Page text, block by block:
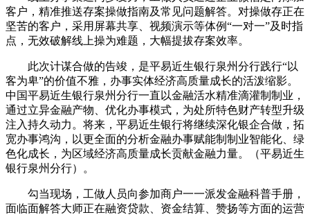
客户，精准推送存案操做指南及常见问题解答。对操做存正在
坚苦的客户，采用屏幕共享、视频演示等体例“一对一”及时指
点，无效破解线上操为难题，大幅提拔存案效率。
此次计谋合做的告竣，是平易近生银行泉州分行践行“以
客为卑”的价值不雅，办事实体经济高质量成长的活泼缩影。
中国平易近生银行泉州分行一直以金融活水精准滴灌制制业，
通过立异金融产物、优化办事模式，为处所特色财产转型升级
注入持久动力。将来，平易近生银行将继续深化银企合做，拓
宽办事鸿沟，以更全面的分析金融办事赋能制制业智能化、绿
色化成长，为区域经济高质量成长贡献金融力量。（平易近生
银行泉州分行）。
勾当现场，工做人员向参加商户一一派发金融科普手册，
面临面解答大师正在融资贷款、资金结算、赞扬等方面的运营